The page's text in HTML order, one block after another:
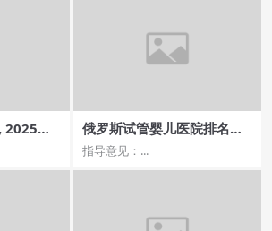
2025年
俄罗斯试管婴儿医院排名揭
晓，哪家医院最优秀？
指导意见：...